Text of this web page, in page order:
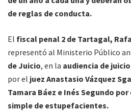
de reglas de conducta.
El fiscal penal 2 de Tartagal,
representó al Ministerio Público
de Juicio, en la audiencia de
por el juez Anastasio Vázquez
Tamara Báez e Inés Segundo
simple de estupefacientes.